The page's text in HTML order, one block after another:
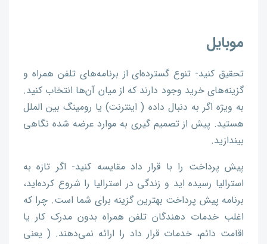
موبایل
تحقیق کنید- تنوع گسترده‌ای از برنامه‌های تلفن همراه و
گزینه‌های خرید وجود دارند که از میان آن‌ها انتخاب کنید.
به ویژه اگر به دنبال داده ( اینترنت) یا رومینگ بین الملل
هستید. پیش از تصمیم گیری به موارد عرضه شده نگاهی
بیندازید.
پیش پرداخت را با قرار داد مقایسه کنید- اگر تازه به
استرالیا رسیده اید و زندگی در استرالیا را شروع کرده‌اید،
برنامه پیش پرداخت بهترین گزینه برای شما است. چرا که
اغلب خدمات دهندگان تلفن همراه بدون مدرک کار یا
اقامت دائم، خدمات قرار داد را ارائه نمی‌دهند. ( یعنی